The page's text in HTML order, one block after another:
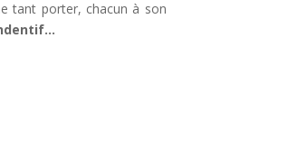
tant porter, chacun à son